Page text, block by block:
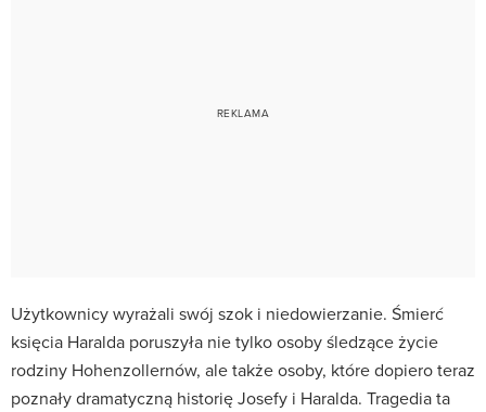
Użytkownicy wyrażali swój szok i niedowierzanie. Śmierć
księcia Haralda poruszyła nie tylko osoby śledzące życie
rodziny Hohenzollernów, ale także osoby, które dopiero teraz
poznały dramatyczną historię Josefy i Haralda. Tragedia ta